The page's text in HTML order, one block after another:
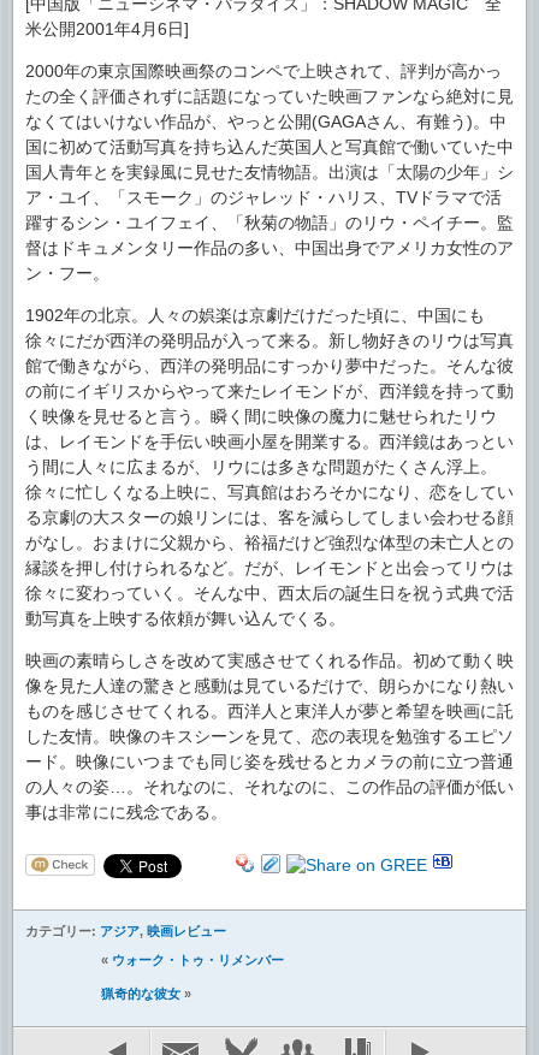
米公開2001年4月6日]
2000年の東京国際映画祭のコンペで上映されて、評判が高かっ
たの全く評価されずに話題になっていた映画ファンなら絶対に見
なくてはいけない作品が、やっと公開(GAGAさん、有難う)。中
国に初めて活動写真を持ち込んだ英国人と写真館で働いていた中
国人青年とを実録風に見せた友情物語。出演は「太陽の少年」シ
ア・ユイ、「スモーク」のジャレッド・ハリス、TVドラマで活
躍するシン・ユイフェイ、「秋菊の物語」のリウ・ペイチー。監
督はドキュメンタリー作品の多い、中国出身でアメリカ女性のア
ン・フー。
1902年の北京。人々の娯楽は京劇だけだった頃に、中国にも
徐々にだが西洋の発明品が入って来る。新し物好きのリウは写真
館で働きながら、西洋の発明品にすっかり夢中だった。そんな彼
の前にイギリスからやって来たレイモンドが、西洋鏡を持って動
く映像を見せると言う。瞬く間に映像の魔力に魅せられたリウ
は、レイモンドを手伝い映画小屋を開業する。西洋鏡はあっとい
う間に人々に広まるが、リウには多きな問題がたくさん浮上。
徐々に忙しくなる上映に、写真館はおろそかになり、恋をしてい
る京劇の大スターの娘リンには、客を減らしてしまい会わせる顔
がなし。おまけに父親から、裕福だけど強烈な体型の未亡人との
縁談を押し付けられるなど。だが、レイモンドと出会ってリウは
徐々に変わっていく。そんな中、西太后の誕生日を祝う式典で活
動写真を上映する依頼が舞い込んでくる。
映画の素晴らしさを改めて実感させてくれる作品。初めて動く映
像を見た人達の驚きと感動は見ているだけで、朗らかになり熱い
ものを感じさせてくれる。西洋人と東洋人が夢と希望を映画に託
した友情。映像のキスシーンを見て、恋の表現を勉強するエピソ
ード。映像にいつまでも同じ姿を残せるとカメラの前に立つ普通
の人々の姿…。それなのに、それなのに、この作品の評価が低い
事は非常にに残念である。
カテゴリー: アジア, 映画レビュー
« ウォーク・トゥ・リメンバー
猟奇的な彼女 »